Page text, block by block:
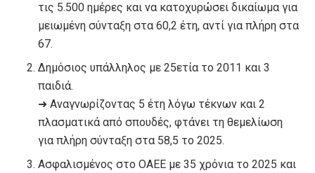
τις 5.500 ημέρες και να κατοχυρώσει δικαίωμα για
μειωμένη σύνταξη στα 60,2 έτη, αντί για πλήρη στα
67.
Δημόσιος υπάλληλος με 25ετία το 2011 και 3
παιδιά.
➜ Αναγνωρίζοντας 5 έτη λόγω τέκνων και 2
πλασματικά από σπουδές, φτάνει τη θεμελίωση
για πλήρη σύνταξη στα 58,5 το 2025.
Ασφαλισμένος στο ΟΑΕΕ με 35 χρόνια το 2025 και